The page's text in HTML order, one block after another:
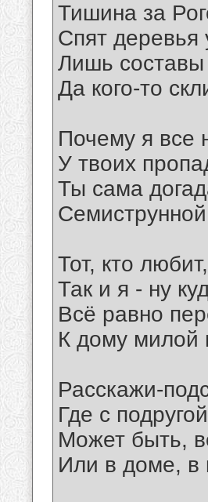
Тишина за
Спят деревья
Лишь составы
Да кого-то
Почему я все
У твоих
Ты сама
Тот, кто
Так и я - ну
Всё равно
К дому милой
Расскажи-
Где с
Может быть,
Или в доме, в